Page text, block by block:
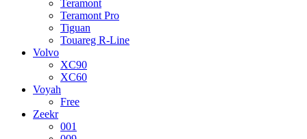
Teramont
Teramont Pro
Tiguan
Touareg R-Line
Volvo
XC90
XC60
Voyah
Free
Zeekr
001